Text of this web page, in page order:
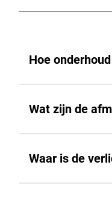
Hoe
Wat zijn de
Waar is de